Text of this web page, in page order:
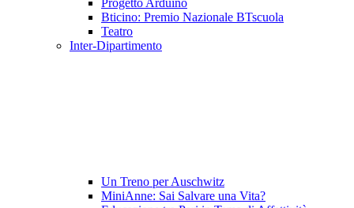
Progetto Arduino
Bticino: Premio Nazionale BTscuola
Teatro
Inter-Dipartimento
Un Treno per Auschwitz
MiniAnne: Sai Salvare una Vita?